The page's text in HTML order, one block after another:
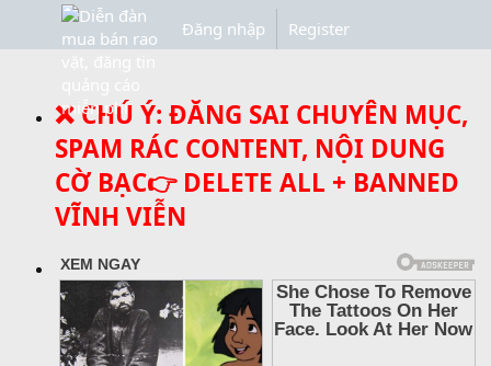
Đăng nhập Register
❌ CHÚ Ý: ĐĂNG SAI CHUYÊN MỤC,
SPAM RÁC CONTENT, NỘI DUNG
CỜ BẠC👉 DELETE ALL + BANNED
VĨNH VIỄN